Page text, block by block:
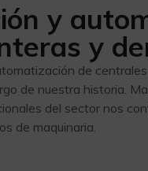
y
y
de
de nuestra historia.
del sector nos
de maquinaria.